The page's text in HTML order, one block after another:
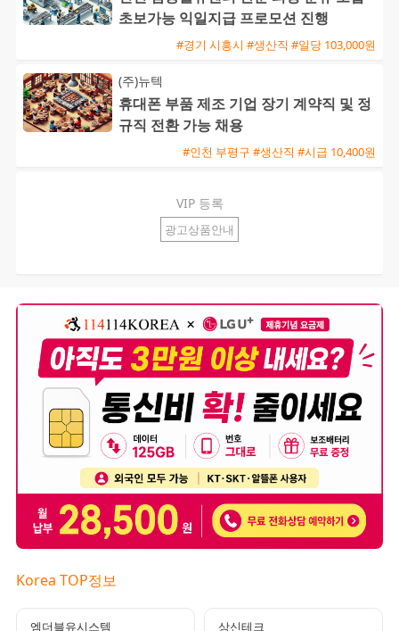
초보가능 익일지급 프로모션 진행
#경기 시흥시 #생산직 #일당 103,000원
(주)뉴텍
휴대폰 부품 제조 기업 장기 계약직 및 정
규직 전환 가능 채용
#인천 부평구 #생산직 #시급 10,400원
VIP 등록
광고상품안내
Korea TOP정보
엠더블유시스템 상신테크